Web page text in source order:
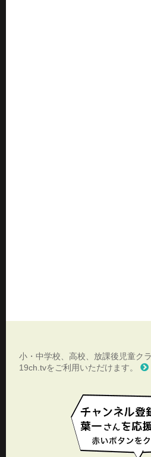
小・中学校、高校、放課後児童ク
19ch.tvをご利用いただけます。